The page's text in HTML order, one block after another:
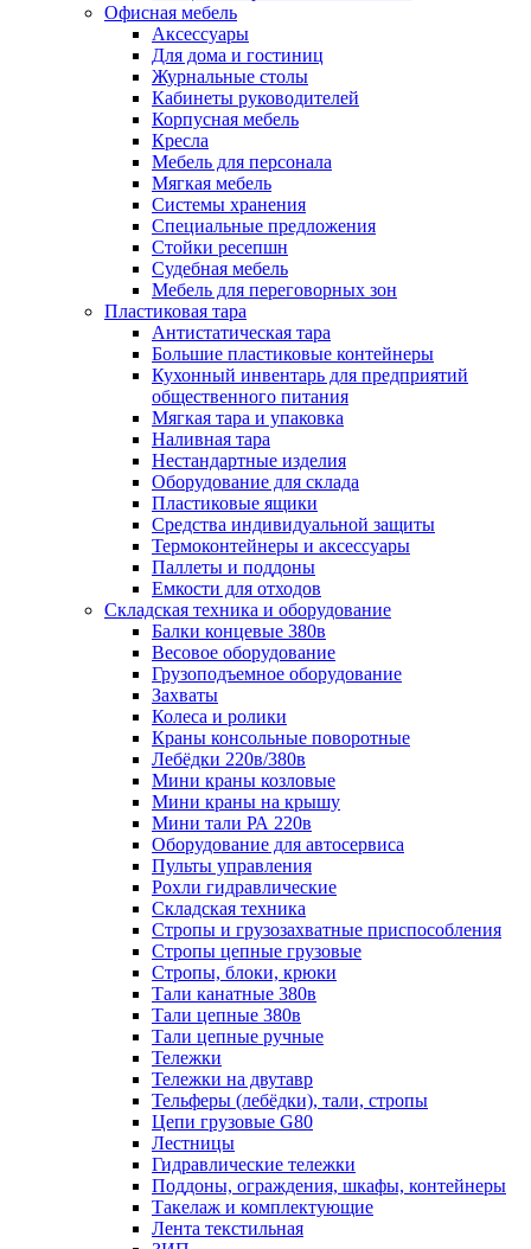
Офисная мебель
Аксессуары
Для дома и гостиниц
Журнальные столы
Кабинеты руководителей
Корпусная мебель
Кресла
Мебель для персонала
Мягкая мебель
Системы хранения
Специальные предложения
Стойки ресепшн
Судебная мебель
Мебель для переговорных зон
Пластиковая тара
Антистатическая тара
Большие пластиковые контейнеры
Кухонный инвентарь для предприятий
общественного питания
Мягкая тара и упаковка
Наливная тара
Нестандартные изделия
Оборудование для склада
Пластиковые ящики
Средства индивидуальной защиты
Термоконтейнеры и аксессуары
Паллеты и поддоны
Емкости для отходов
Складская техника и оборудование
Балки концевые 380в
Весовое оборудование
Грузоподъемное оборудование
Захваты
Колеса и ролики
Краны консольные поворотные
Лебёдки 220в/380в
Мини краны козловые
Мини краны на крышу
Мини тали РА 220в
Оборудование для автосервиса
Пульты управления
Рохли гидравлические
Складская техника
Стропы и грузозахватные приспособления
Стропы цепные грузовые
Стропы, блоки, крюки
Тали канатные 380в
Тали цепные 380в
Тали цепные ручные
Тележки
Тележки на двутавр
Тельферы (лебёдки), тали, стропы
Цепи грузовые G80
Лестницы
Гидравлические тележки
Поддоны, ограждения, шкафы, контейнеры
Такелаж и комплектующие
Лента текстильная